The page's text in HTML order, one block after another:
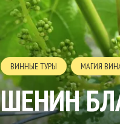
ВИННЫЕ ТУРЫ МАГИЯ
ШЕНИН